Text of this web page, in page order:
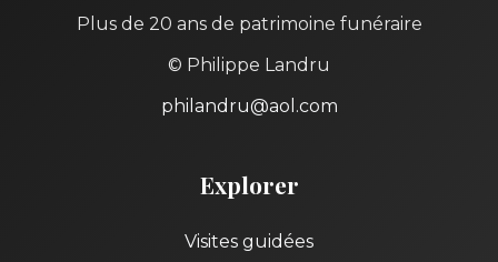
Plus de 20 ans de patrimoine funéraire
© Philippe Landru
philandru@aol.com
Explorer
Visites guidées